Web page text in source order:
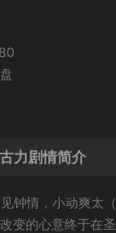
力剧情简介
钟情，小动爽太
变的心意终于在